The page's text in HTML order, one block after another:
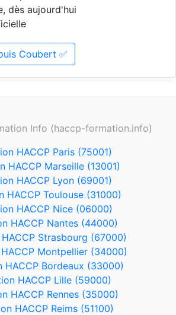
dès aujourd'hui
Coubert ✅
Info (haccp-formation.info)
HACCP Paris (75001)
HACCP Marseille (13001)
HACCP Lyon (69001)
HACCP Toulouse (31000)
HACCP Nice (06000)
HACCP Nantes (44000)
Strasbourg (67000)
Montpellier (34000)
HACCP Bordeaux (33000)
HACCP Lille (59000)
HACCP Rennes (35000)
HACCP Reims (51100)